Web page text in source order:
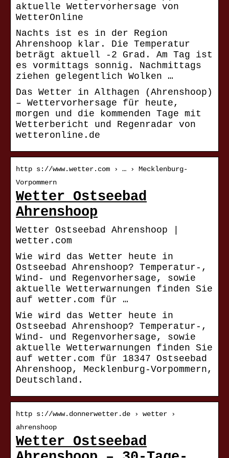
aktuelle Wettervorhersage von
WetterOnline
Nachts ist es in der Region
Ahrenshoop klar. Die Temperatur
beträgt aktuell -2 Grad. Am Tag ist
es vormittags sonnig. Nachmittags
ziehen gelegentlich Wolken …
Das Wetter in Althagen (Ahrenshoop)
– Wettervorhersage für heute,
morgen und die kommenden Tage mit
Wetterbericht und Regenradar von
wetteronline.de
http s://www.wetter.com › … › Mecklenburg-
Vorpommern
Wetter Ostseebad
Ahrenshoop
Wetter Ostseebad Ahrenshoop |
wetter.com
Wie wird das Wetter heute in
Ostseebad Ahrenshoop? Temperatur-,
Wind- und Regenvorhersage, sowie
aktuelle Wetterwarnungen finden Sie
auf wetter.com für …
Wie wird das Wetter heute in
Ostseebad Ahrenshoop? Temperatur-,
Wind- und Regenvorhersage, sowie
aktuelle Wetterwarnungen finden Sie
auf wetter.com für 18347 Ostseebad
Ahrenshoop, Mecklenburg-Vorpommern,
Deutschland.
http s://www.donnerwetter.de › wetter ›
ahrenshoop
Wetter Ostseebad